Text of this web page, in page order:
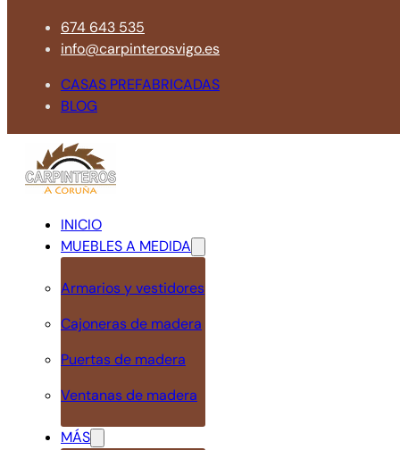
674 643 535
info@carpinterosvigo.es
CASAS PREFABRICADAS
BLOG
INICIO
MUEBLES A MEDIDA
Armarios y vestidores
Cajoneras de madera
Puertas de madera
Ventanas de madera
MÁS